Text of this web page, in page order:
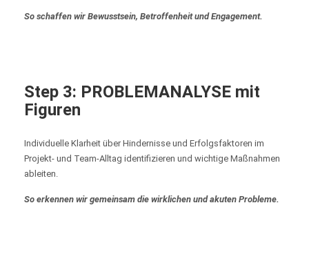
So schaffen wir Bewusstsein, Betroffenheit und Engagement.
Step 3: PROBLEMANALYSE mit
Figuren
Individuelle Klarheit über Hindernisse und Erfolgsfaktoren im
Projekt- und Team-Alltag identifizieren und wichtige Maßnahmen
ableiten.
So erkennen wir gemeinsam die wirklichen und akuten Probleme.